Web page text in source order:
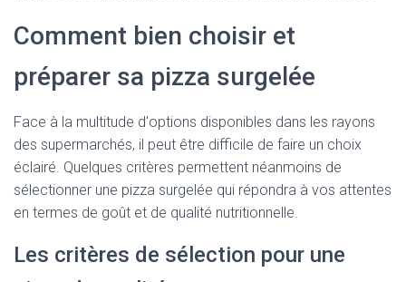
Comment bien choisir et
préparer sa pizza surgelée
Face à la multitude d'options disponibles dans les rayons
des supermarchés, il peut être difficile de faire un choix
éclairé. Quelques critères permettent néanmoins de
sélectionner une pizza surgelée qui répondra à vos attentes
en termes de goût et de qualité nutritionnelle.
Les critères de sélection pour une